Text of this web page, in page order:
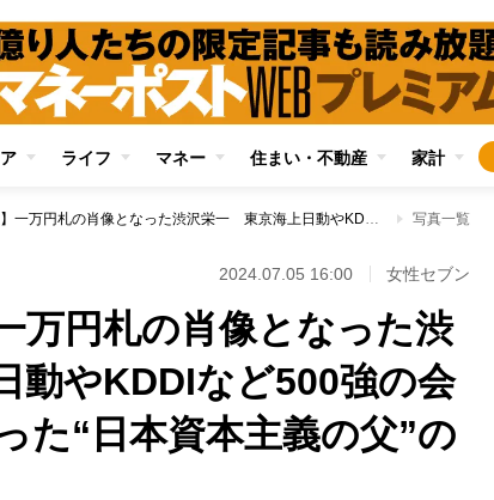
ライフ マネー 住まい・不動産 家計
【新紙幣の偉人】一万円札の肖像となった渋沢栄一 東京海上日動やKDDIなど500強の会社の設立にかかわった“日本資本主義の父”のゆかりの地 写真一覧
2024.07.05 16:00 女性セブン
万円札の肖像となった渋
やKDDIなど500強の会
た“日本資本主義の父”の